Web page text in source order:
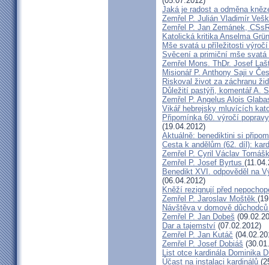
Jaká je radost a odměna
Zemřel P. Julián Vladimír
Zemřel P. Jan Zemánek,
Katolická kritika Anselma
Mše svatá u příležitosti
Svěcení a primiční mše
Zemřel Mons. ThDr. Josef
Misionář P. Anthony Saji v
Riskoval život za záchranu
Důležití pastýři, komentář A.
Zemřel P. Angelus Alois
Vikář hebrejsky mluvících
Připomínka 60. výročí
(19.04.2012)
Aktuálně: benediktini si
Cesta k andělům (62. díl):
Zemřel P. Cyril Václav
Zemřel P. Josef Byrtus
Benedikt XVI. odpověděl na
(06.04.2012)
Kněží rezignují před
Zemřel P. Jaroslav Moštěk
Návštěva v domově
Zemřel P. Jan Dobeš
Dar a tajemství (07.02.2012)
Zemřel P. Jan Kutáč
Zemřel P. Josef Dobiáš
List otce kardinála Dominika
Účast na instalaci kardinálů